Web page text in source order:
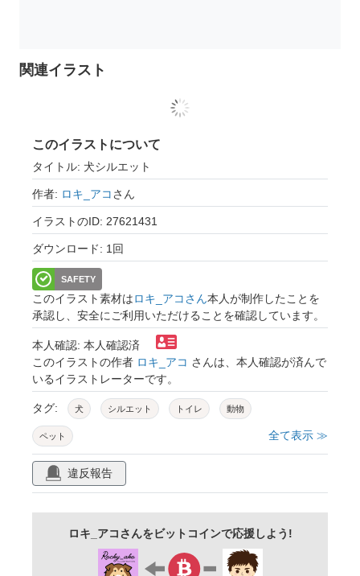
関連イラスト
このイラストについて
タイトル: 犬シルエット
作者: ロキ_アコさん
イラストのID: 27621431
ダウンロード: 1回
SAFETY
このイラスト素材はロキ_アコさん本人が制作したことを
承認し、安全にご利用いただけることを確認しています。
本人確認: 本人確認済
このイラストの作者 ロキ_アコ さんは、本人確認が済んで
いるイラストレーターです。
タグ: 犬 シルエット トイレ 動物
ペット 全て表示 ≫
違反報告
ロキ_アコさんをビットコインで応援しよう!